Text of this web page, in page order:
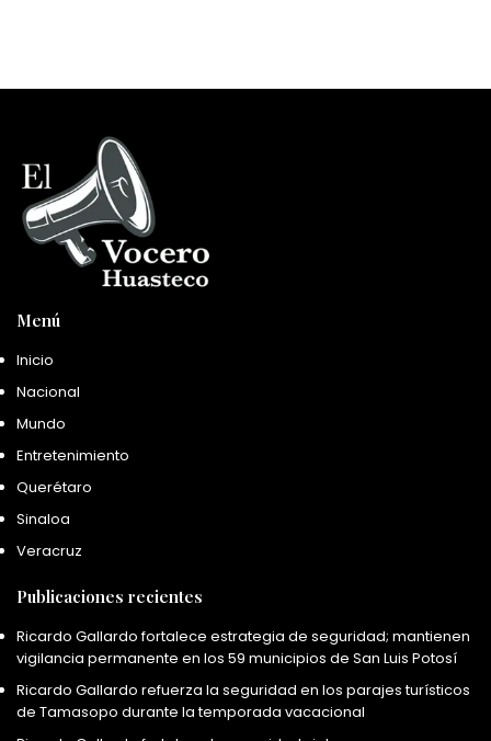
Menú
Inicio
Nacional
Mundo
Entretenimiento
Querétaro
Sinaloa
Veracruz
Publicaciones recientes
Ricardo Gallardo fortalece estrategia de seguridad; mantienen
vigilancia permanente en los 59 municipios de San Luis Potosí
Ricardo Gallardo refuerza la seguridad en los parajes turísticos
de Tamasopo durante la temporada vacacional